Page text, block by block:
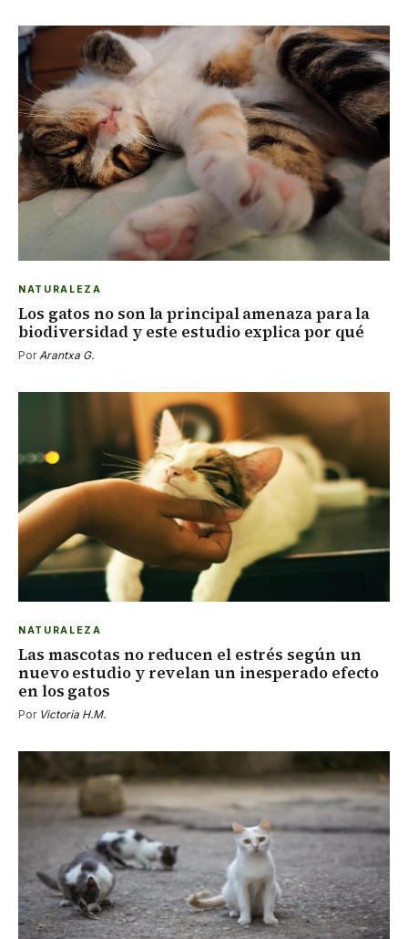
NATURALEZA
Los gatos no son la principal amenaza para la
biodiversidad y este estudio explica por qué
PorArantxa G.
NATURALEZA
Las mascotas no reducen el estrés según un
nuevo estudio y revelan un inesperado efecto
en los gatos
Por Victoria H.M.